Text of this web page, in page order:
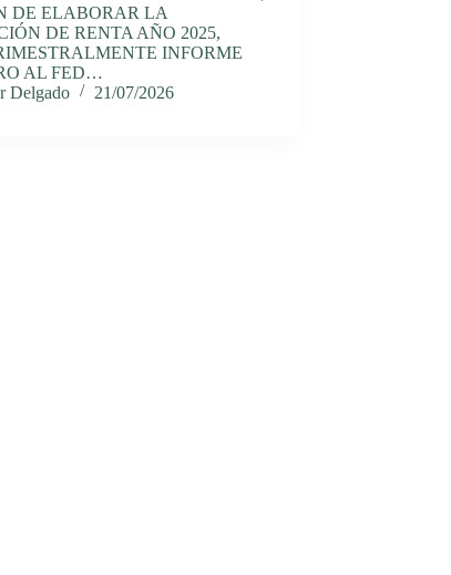
DE ELABORAR LA
DE RENTA AÑO 2025,
INFORME
AL FED…
Delgado
21/07/2026